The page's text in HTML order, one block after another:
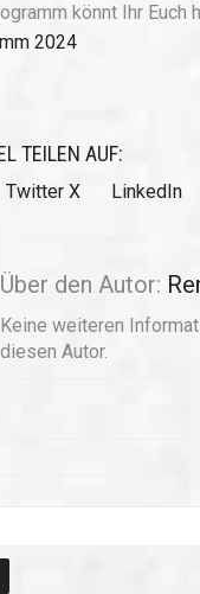
könnt Ihr Euch
2024
TEILEN AUF:
Twitter X LinkedIn
Über den Autor:
Keine weiteren
diesen Autor.